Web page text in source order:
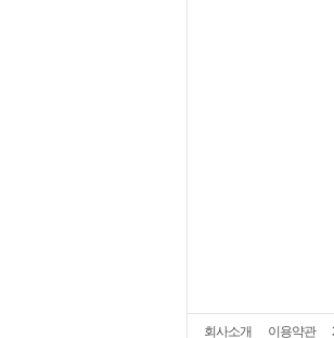
회사소개 이용약관